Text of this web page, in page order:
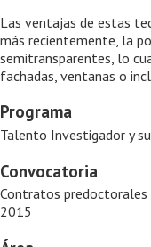
Las ventajas de estas
más recientemente, la
semitransparentes, lo
fachadas, ventanas o
Programa
Talento Investigador y
Convocatoria
Contratos
2015